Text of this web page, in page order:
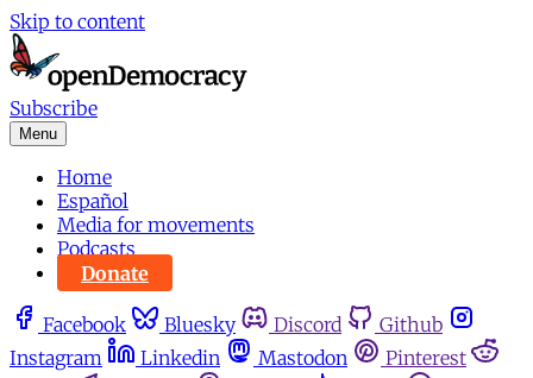
Skip to content
Subscribe
Menu
Home
Español
Media for movements
Podcasts
Donate
Facebook Bluesky Discord
Github
Instagram
Linkedin Mastodon
Pinterest